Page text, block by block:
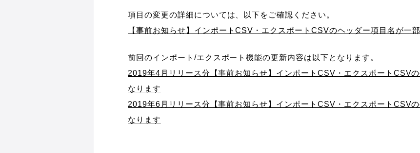
項目の変更の詳細については、以下をご確認ください。
【事前お知らせ】インポートCSV・エクスポートCSVのヘッダー項目名が一
前回のインポート/エクスポート機能の更新内容は以下となります。
2019年4月リリース分【事前お知らせ】インポートCSV・エクスポートCSV
なります
2019年6月リリース分【事前お知らせ】インポートCSV・エクスポートCSV
なります